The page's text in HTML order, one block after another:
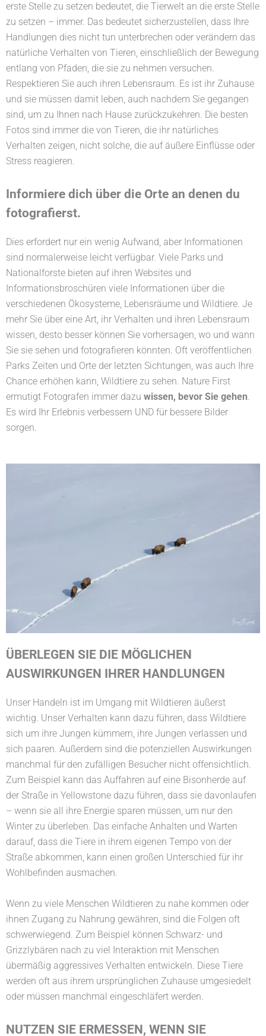
erste Stelle zu setzen bedeutet, die Tierwelt an die erste Stelle
zu setzen – immer. Das bedeutet sicherzustellen, dass Ihre
Handlungen dies nicht tun unterbrechen oder verändern das
natürliche Verhalten von Tieren, einschließlich der Bewegung
entlang von Pfaden, die sie zu nehmen versuchen.
Respektieren Sie auch ihren Lebensraum. Es ist ihr Zuhause
und sie müssen damit leben, auch nachdem Sie gegangen
sind, um zu Ihnen nach Hause zurückzukehren. Die besten
Fotos sind immer die von Tieren, die ihr natürliches
Verhalten zeigen, nicht solche, die auf äußere Einflüsse oder
Stress reagieren.
Informiere dich über die Orte an denen du
fotografierst.
Dies erfordert nur ein wenig Aufwand, aber Informationen
sind normalerweise leicht verfügbar. Viele Parks und
Nationalforste bieten auf ihren Websites und
Informationsbroschüren viele Informationen über die
verschiedenen Ökosysteme, Lebensräume und Wildtiere. Je
mehr Sie über eine Art, ihr Verhalten und ihren Lebensraum
wissen, desto besser können Sie vorhersagen, wo und wann
Sie sie sehen und fotografieren könnten. Oft veröffentlichen
Parks Zeiten und Orte der letzten Sichtungen, was auch Ihre
Chance erhöhen kann, Wildtiere zu sehen. Nature First
ermutigt Fotografen immer dazu wissen, bevor Sie gehen.
Es wird Ihr Erlebnis verbessern UND für bessere Bilder
sorgen.
ÜBERLEGEN SIE DIE MÖGLICHEN
AUSWIRKUNGEN IHRER HANDLUNGEN
Unser Handeln ist im Umgang mit Wildtieren äußerst
wichtig. Unser Verhalten kann dazu führen, dass Wildtiere
sich um ihre Jungen kümmern, ihre Jungen verlassen und
sich paaren. Außerdem sind die potenziellen Auswirkungen
manchmal für den zufälligen Besucher nicht offensichtlich.
Zum Beispiel kann das Auffahren auf eine Bisonherde auf
der Straße in Yellowstone dazu führen, dass sie davonlaufen
– wenn sie all ihre Energie sparen müssen, um nur den
Winter zu überleben. Das einfache Anhalten und Warten
darauf, dass die Tiere in ihrem eigenen Tempo von der
Straße abkommen, kann einen großen Unterschied für ihr
Wohlbefinden ausmachen.
Wenn zu viele Menschen Wildtieren zu nahe kommen oder
ihnen Zugang zu Nahrung gewähren, sind die Folgen oft
schwerwiegend. Zum Beispiel können Schwarz- und
Grizzlybären nach zu viel Interaktion mit Menschen
übermäßig aggressives Verhalten entwickeln. Diese Tiere
werden oft aus ihrem ursprünglichen Zuhause umgesiedelt
oder müssen manchmal eingeschläfert werden.
NUTZEN SIE ERMESSEN, WENN SIE